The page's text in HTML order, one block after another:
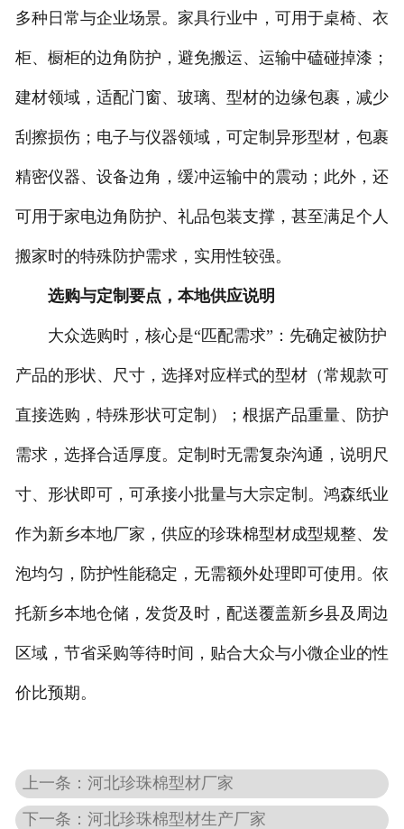
多种日常与企业场景。家具行业中，可用于桌椅、衣
柜、橱柜的边角防护，避免搬运、运输中磕碰掉漆；
建材领域，适配门窗、玻璃、型材的边缘包裹，减少
刮擦损伤；电子与仪器领域，可定制异形型材，包裹
精密仪器、设备边角，缓冲运输中的震动；此外，还
可用于家电边角防护、礼品包装支撑，甚至满足个人
搬家时的特殊防护需求，实用性较强。
选购与定制要点，本地供应说明
大众选购时，核心是“匹配需求”：先确定被防护
产品的形状、尺寸，选择对应样式的型材（常规款可
直接选购，特殊形状可定制）；根据产品重量、防护
需求，选择合适厚度。定制时无需复杂沟通，说明尺
寸、形状即可，可承接小批量与大宗定制。鸿森纸业
作为新乡本地厂家，供应的珍珠棉型材成型规整、发
泡均匀，防护性能稳定，无需额外处理即可使用。依
托新乡本地仓储，发货及时，配送覆盖新乡县及周边
区域，节省采购等待时间，贴合大众与小微企业的性
价比预期。
上一条：河北珍珠棉型材厂家
下一条：河北珍珠棉型材生产厂家